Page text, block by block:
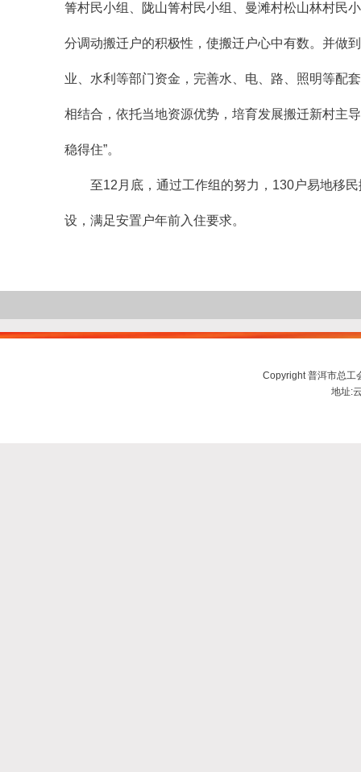
箐村民小组、陇山箐村民小组、曼滩村松山林村民
分调动搬迁户的积极性，使搬迁户心中有数。并做
业、水利等部门资金，完善水、电、路、照明等配
相结合，依托当地资源优势，培育发展搬迁新村主
稳得住”。
至12月底，通过工作组的努力，130户易地移
设，满足安置户年前入住要求。
Copyright 普洱市总
地址: